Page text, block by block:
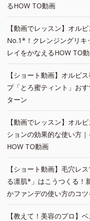
るHOW TO動画
【動画でレッスン】オル
No.1*！クレンジングリキ
レイをかなえるHOW TO
【ショート動画】オルビ
プ「とろ蜜ティント」お
ターン
【動画でレッスン】オル
ションの効果的な使い方
HOW TO動画
【ショート動画】毛穴レ
る凛肌*」はこうつくる！
かファンデの使い方のコ
【教えて！美容のプロ】